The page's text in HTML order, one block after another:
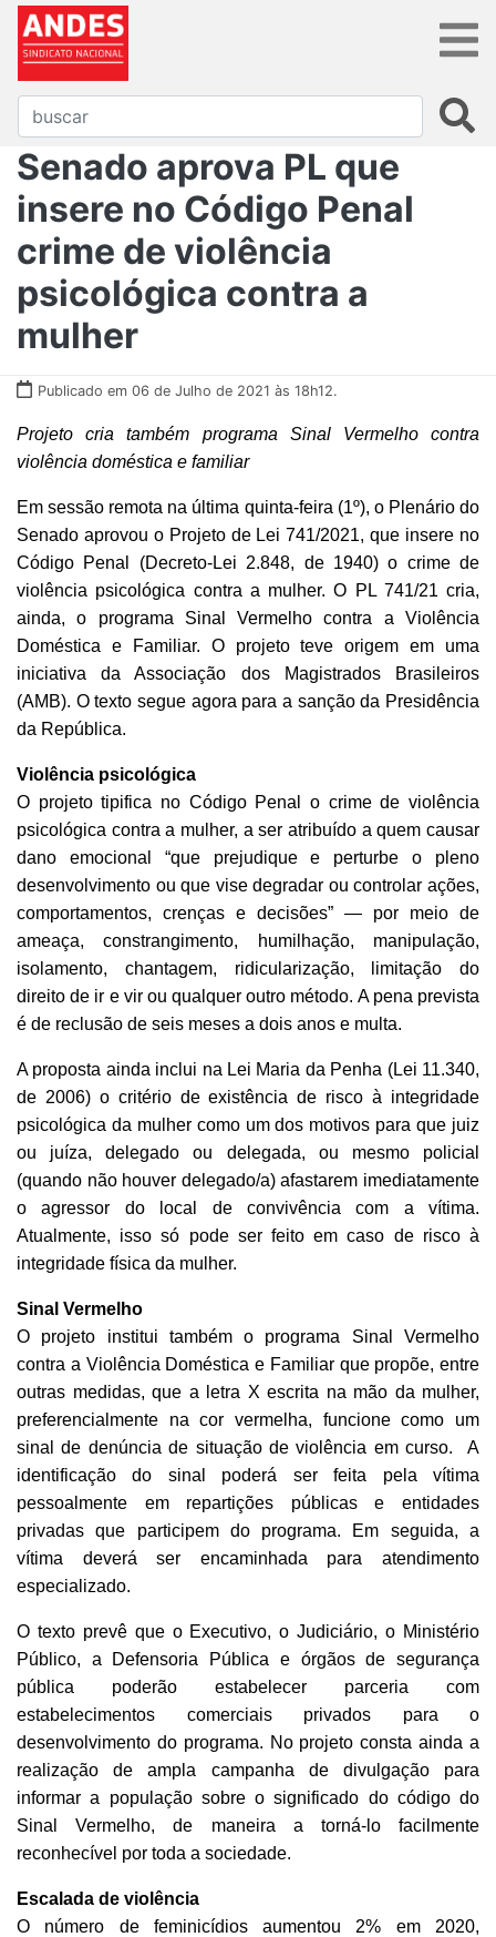
Senado aprova PL que
insere no Código Penal
crime de violência
psicológica contra a
mulher
Publicado em 06 de Julho de 2021 às 18h12.
Projeto cria também programa Sinal Vermelho contra
violência doméstica e familiar
Em sessão remota na última quinta-feira (1º), o Plenário do
Senado aprovou o Projeto de Lei 741/2021, que insere no
Código Penal (Decreto-Lei 2.848, de 1940) o crime de
violência psicológica contra a mulher. O PL 741/21 cria,
ainda, o programa Sinal Vermelho contra a Violência
Doméstica e Familiar. O projeto teve origem em uma
iniciativa da Associação dos Magistrados Brasileiros
(AMB). O texto segue agora para a sanção da Presidência
da República.
Violência psicológica
O projeto tipifica no Código Penal o crime de violência
psicológica contra a mulher, a ser atribuído a quem causar
dano emocional “que prejudique e perturbe o pleno
desenvolvimento ou que vise degradar ou controlar ações,
comportamentos, crenças e decisões” — por meio de
ameaça, constrangimento, humilhação, manipulação,
isolamento, chantagem, ridicularização, limitação do
direito de ir e vir ou qualquer outro método. A pena prevista
é de reclusão de seis meses a dois anos e multa.
A proposta ainda inclui na Lei Maria da Penha (Lei 11.340,
de 2006) o critério de existência de risco à integridade
psicológica da mulher como um dos motivos para que juiz
ou juíza, delegado ou delegada, ou mesmo policial
(quando não houver delegado/a) afastarem imediatamente
o agressor do local de convivência com a vítima.
Atualmente, isso só pode ser feito em caso de risco à
integridade física da mulher.
Sinal Vermelho
O projeto institui também o programa Sinal Vermelho
contra a Violência Doméstica e Familiar que propõe, entre
outras medidas, que a letra X escrita na mão da mulher,
preferencialmente na cor vermelha, funcione como um
sinal de denúncia de situação de violência em curso. A
identificação do sinal poderá ser feita pela vítima
pessoalmente em repartições públicas e entidades
privadas que participem do programa. Em seguida, a
vítima deverá ser encaminhada para atendimento
especializado.
O texto prevê que o Executivo, o Judiciário, o Ministério
Público, a Defensoria Pública e órgãos de segurança
pública poderão estabelecer parceria com
estabelecimentos comerciais privados para o
desenvolvimento do programa. No projeto consta ainda a
realização de ampla campanha de divulgação para
informar a população sobre o significado do código do
Sinal Vermelho, de maneira a torná-lo facilmente
reconhecível por toda a sociedade.
Escalada de violência
O número de feminicídios aumentou 2% em 2020,